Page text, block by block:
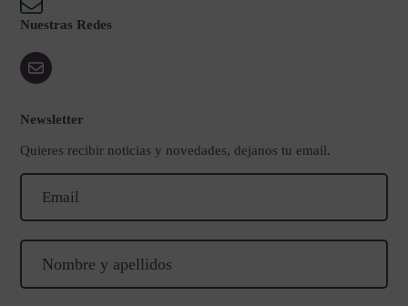
Nuestras Redes
Newsletter
Quieres recibir noticias y novedades, dejanos tu email.